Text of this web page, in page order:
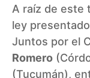
A raíz de este
ley
Juntos por el
Romero
(Tucumán),